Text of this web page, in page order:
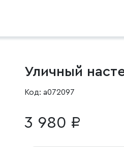
Код: a072097
3 980 ₽